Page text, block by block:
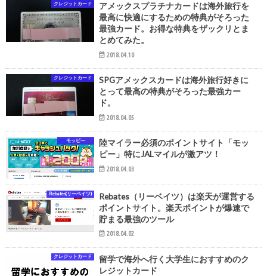
クレジットカード
アメックスプラチナカードは海外旅行を
最高に快適にするための特典がそろった
最強カード。お得な特典をザックリとま
とめてみた。
2018.04.10
クレジットカード
SPGアメックスカードは海外旅行好きに
とって最高の特典がそろった最強カー
ド。
2018.04.05
モッピー
陸マイラー必須のポイントサイト「モッ
ピー」特にJALマイルが激アツ！
2018.04.03
Rebates(リーベイツ)
Rebates（リーベイツ）は楽天が運営する
ポイントサイト。楽天ポイントが爆速で
貯まる最強のツール
2018.04.02
クレジットカード
留学で海外へ行く大学生におすすめのク
レジットカード